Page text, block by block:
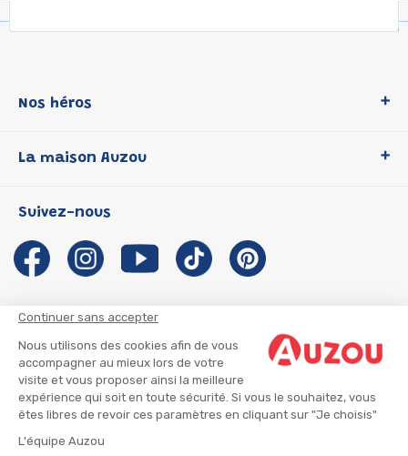
Continuer sans accepter
Nous utilisons des cookies afin de vous
accompagner au mieux lors de votre
visite et vous proposer ainsi la meilleure
expérience qui soit en toute sécurité. Si vous le souhaitez, vous
êtes libres de revoir ces paramètres en cliquant sur "Je choisis"
L'équipe Auzou
Nos héros
P'tit Loup
Les Influenceuses
Migali
Petite Taupe
La maison Auzou
Notre histoire
Auzou s'engage
Auteurs et illustrateurs Auzou
Suivre mon colis
Infos consommateur
Suivez-nous
CGU
CGV
Mentions légales